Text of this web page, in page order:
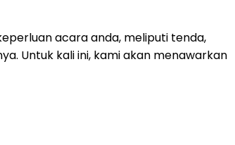
acara anda, meliputi tenda,
Untuk kali ini, kami akan menawarkan